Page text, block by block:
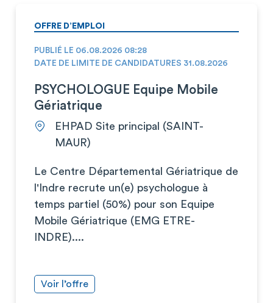
OFFRE D’EMPLOI
PUBLIÉ LE 06.08.2026 08:28
DATE DE LIMITE DE CANDIDATURES 31.08.2026
PSYCHOLOGUE Equipe Mobile
Gériatrique
EHPAD Site principal (SAINT-
MAUR)
Le Centre Départemental Gériatrique de
l'Indre recrute un(e) psychologue à
temps partiel (50%) pour son Equipe
Mobile Gériatrique (EMG ETRE-
INDRE)....
Voir l’offre